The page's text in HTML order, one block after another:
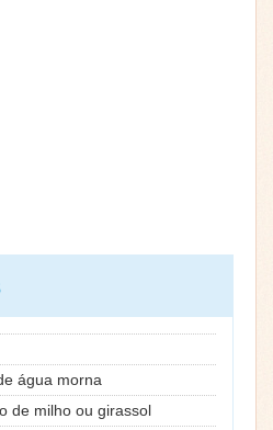
água morna
de milho ou girassol